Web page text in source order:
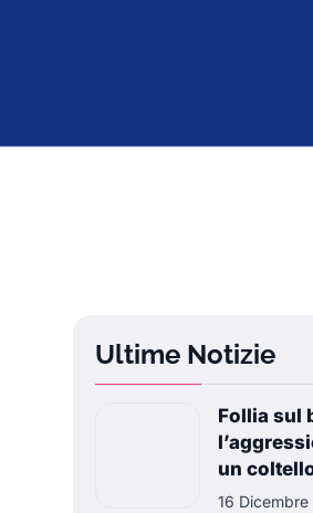
Ultime Notizie
Follia sul
un
16